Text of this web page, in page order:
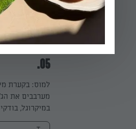
מעבירים את הבלילה לתבנית ואופים כ-
הפעלת טיימר
05.
במיקרוגל,